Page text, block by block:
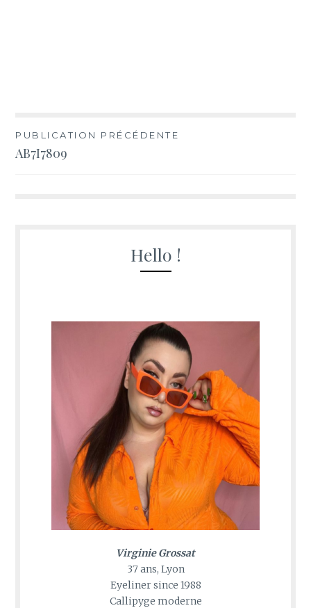
Navigation
de
PUBLICATION PRÉCÉDENTE
AB7I7809
Hello !
Virginie Grossat
37 ans, Lyon
Eyeliner since 1988
Callipyge moderne